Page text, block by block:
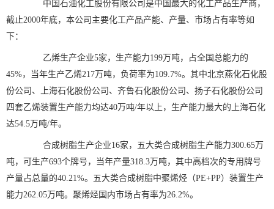
中国石油化工股份有限公司是中国最大的化工产品生产商，
截止2000年底，本公司主要化工产品产能、产量、市场占有率等如
下：
乙烯生产企业5家，生产能力199万吨，占全国总能力的
45%，当年生产乙烯217万吨，负荷率为109.7%。其中北京燕化石化股
份公司、上海石化股份公司、齐鲁石化股份公司、扬子石化股份公司
四套乙烯装置生产能力均达40万吨/年以上，生产能力最大的上海石化
达54.5万吨/年。
合成树脂生产企业16家，五大类合成树脂生产能力300.65万
吨，可生产693个牌号，当年产量318.3万吨，其中高档次的专用牌号
产量占总量的40.21%。五大类合成树脂中聚烯烃（PE+PP）装置生产
能力262.05万吨。聚烯烃国内市场占有率为26.2%。